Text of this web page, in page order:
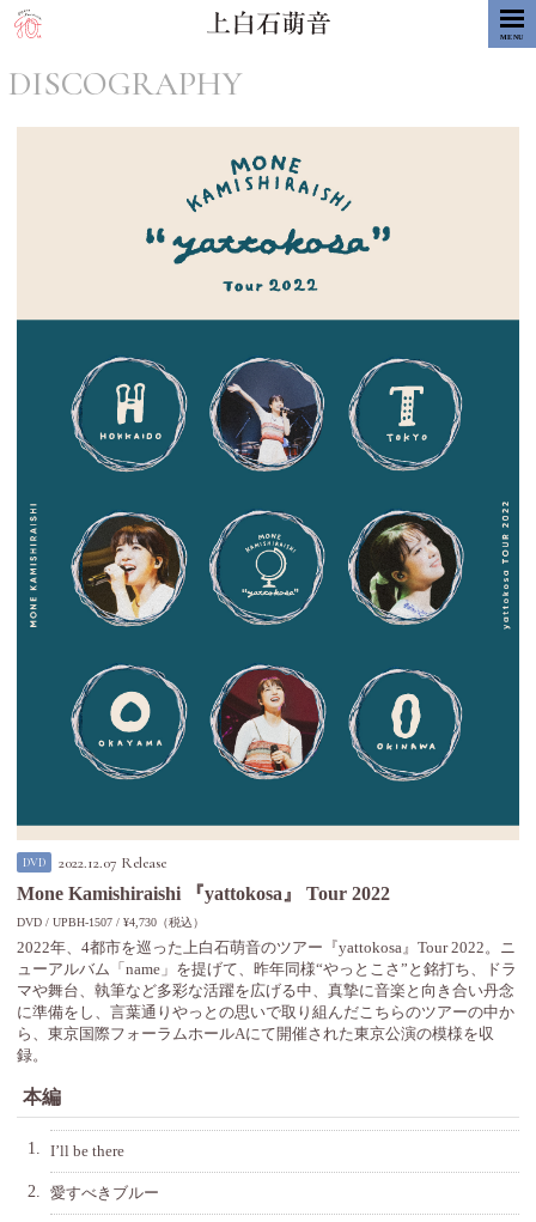
MENU
DISCOGRAPHY
DVD 2022.12.07 Release
Mone Kamishiraishi 『yattokosa』 Tour 2022
DVD UPBH-1507 ¥4,730（税込）
2022年、4都市を巡った上白石萌音のツアー『yattokosa』Tour 2022。ニ
ューアルバム「name」を提げて、昨年同様“やっとこさ”と銘打ち、ドラ
マや舞台、執筆など多彩な活躍を広げる中、真摯に音楽と向き合い丹念
に準備をし、言葉通りやっとの思いで取り組んだこちらのツアーの中か
ら、東京国際フォーラムホールAにて開催された東京公演の模様を収
録。
本編
1. I’ll be there
2. 愛すべきブルー